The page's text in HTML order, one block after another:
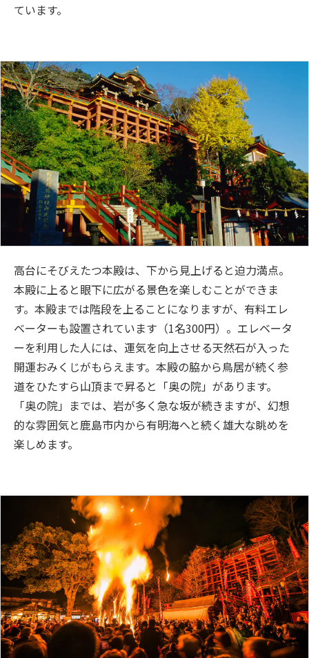
ています。
高台にそびえたつ本殿は、下から見上げると迫力満点。
本殿に上ると眼下に広がる景色を楽しむことができま
す。本殿までは階段を上ることになりますが、有料エレ
ベーターも設置されています（1名300円）。エレベータ
ーを利用した人には、運気を向上させる天然石が入った
開運おみくじがもらえます。本殿の脇から鳥居が続く参
道をひたすら山頂まで昇ると「奥の院」があります。
「奥の院」までは、岩が多く急な坂が続きますが、幻想
的な雰囲気と鹿島市内から有明海へと続く雄大な眺めを
楽しめます。